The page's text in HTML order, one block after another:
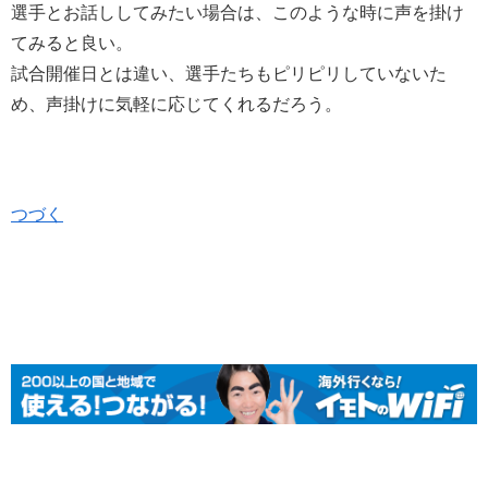
選手とお話ししてみたい場合は、このような時に声を掛け
てみると良い。
試合開催日とは違い、選手たちもピリピリしていないた
め、声掛けに気軽に応じてくれるだろう。
つづく